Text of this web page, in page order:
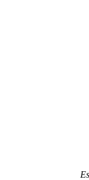
Yo
e)
fasta
que
e por
Es